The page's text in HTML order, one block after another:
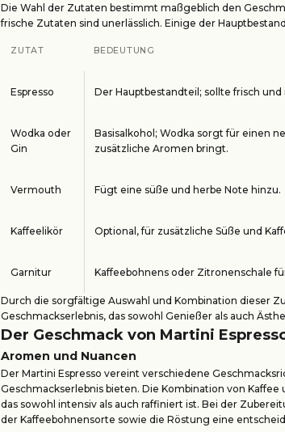
Die Wahl der Zutaten bestimmt maßgeblich den
frische Zutaten sind unerlässlich. Einige der
ZUTAT BEDEUTUNG
Espresso Der Hauptbestandteil; sollte frisch und
Wodka oder
Gin
Basisalkohol; Wodka sorgt für einen
zusätzliche Aromen bringt.
Vermouth Fügt eine süße und herbe Note hinzu.
Kaffeelikör Optional, für zusätzliche Süße und
Garnitur Kaffeebohnens oder Zitronenschale
Durch die sorgfältige Auswahl und Kombination dieser
Geschmackserlebnis, das sowohl Genießer als auch
Der Geschmack von Martini
Aromen und Nuancen
Der Martini Espresso vereint verschiedene
Geschmackserlebnis bieten. Die Kombination von
das sowohl intensiv als auch raffiniert ist. Bei der
der Kaffeebohnensorte sowie die Röstung eine